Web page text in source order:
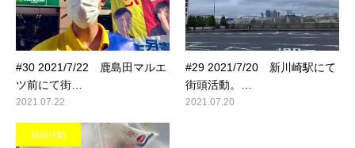
#30 2021/7/22 鹿島田マルエ
ツ前にて街…
2021.07.22
#29 2021/7/20 新川崎駅にて
街頭活動。…
2021.07.20
街頭活動